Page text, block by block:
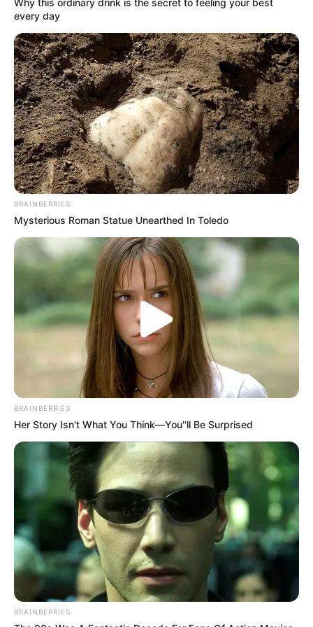
Ia juga merilis Race with Ryan yang bermitra dengan Outright
Games. Kanal Youtubenyapun berkembang dengan cepat dan
memiliki jutaan subscriber dan penonton.
Baca juga:Biodata, Profil, dan Fakta Anna Shumate
(foto: instagram/ryansworld)
Daftar isi
Why this ordinary drink is the secret to feeling your best
every day
BRAINBERRIES
Mysterious Roman Statue Unearthed In Toledo
BRAINBERRIES
Her Story Isn't What You Think—You''ll Be Surprised
BRAINBERRIES